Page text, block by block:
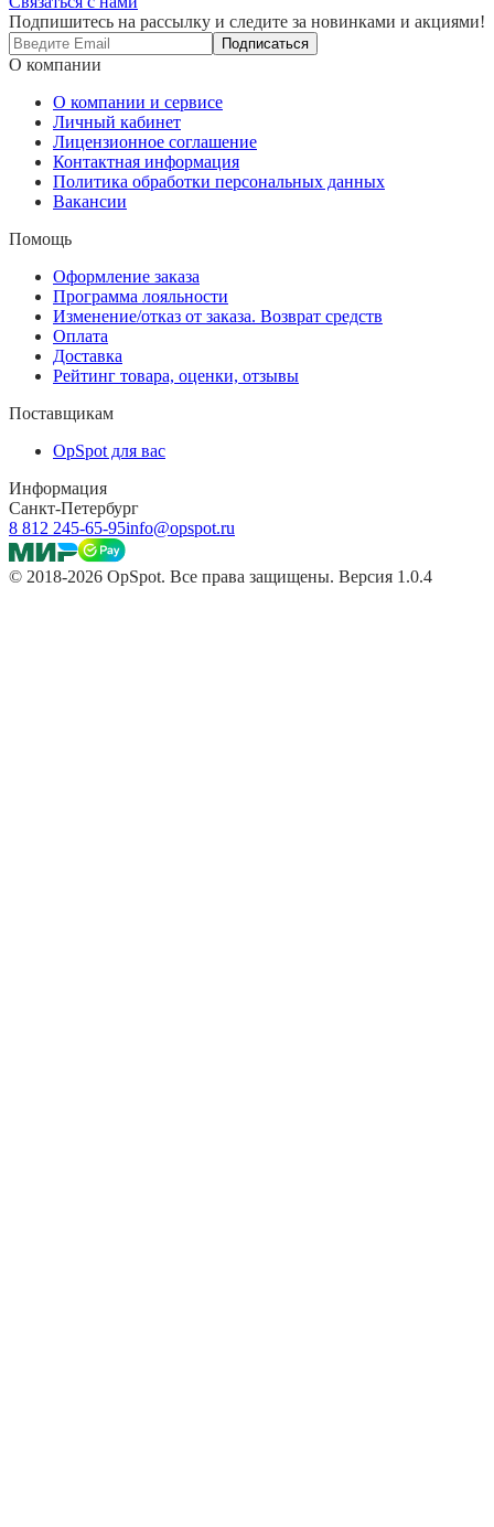
Подпишитесь на рассылку и следите за новинками и акциями!
Подписаться
О компании
О компании и сервисе
Личный кабинет
Лицензионное соглашение
Контактная информация
Политика обработки персональных данных
Вакансии
Помощь
Оформление заказа
Программа лояльности
Изменение/отказ от заказа. Возврат средств
Оплата
Доставка
Рейтинг товара, оценки, отзывы
Поставщикам
OpSpot для вас
Информация
Санкт-Петербург
8 812 245-65-95info@opspot.ru
© 2018-2026 OpSpot. Все права защищены. Версия 1.0.4